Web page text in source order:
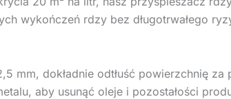
wykończeń rdzy bez długotrwałego
mm, dokładnie odtłuść powierzchnię
aby usunąć oleje i pozostałości